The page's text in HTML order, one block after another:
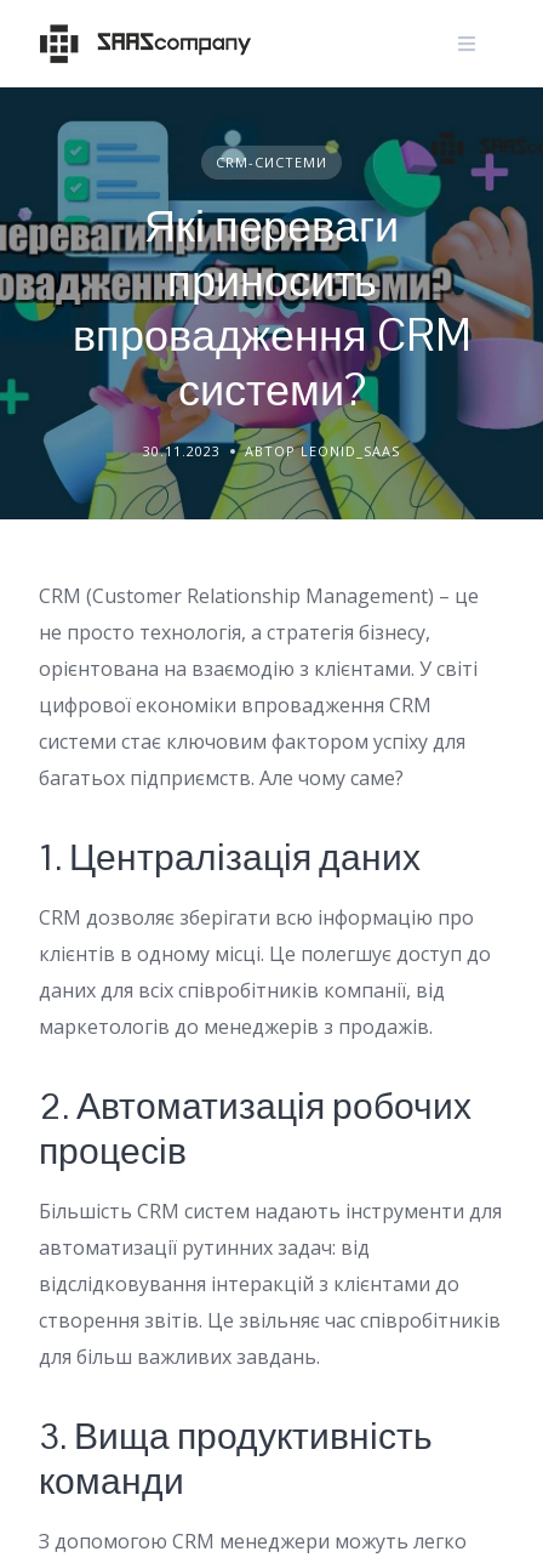
content
CRM-СИСТЕМИ
Які переваги
приносить
впровадження CRM
системи?
30.11.2023 АВТОР LEONID_SAAS
CRM (Customer Relationship Management) – це
не просто технологія, а стратегія бізнесу,
орієнтована на взаємодію з клієнтами. У світі
цифрової економіки впровадження CRM
системи стає ключовим фактором успіху для
багатьох підприємств. Але чому саме?
1. Централізація даних
CRM дозволяє зберігати всю інформацію про
клієнтів в одному місці. Це полегшує доступ до
даних для всіх співробітників компанії, від
маркетологів до менеджерів з продажів.
2. Автоматизація робочих
процесів
Більшість CRM систем надають інструменти для
автоматизації рутинних задач: від
відслідковування інтеракцій з клієнтами до
створення звітів. Це звільняє час співробітників
для більш важливих завдань.
3. Вища продуктивність
команди
З допомогою CRM менеджери можуть легко